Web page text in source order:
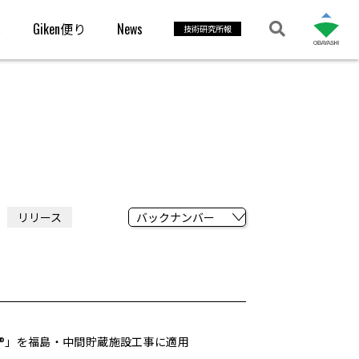
Giken便り News 技術研究所報
リリース
を福島・中間貯蔵施設工事に適用